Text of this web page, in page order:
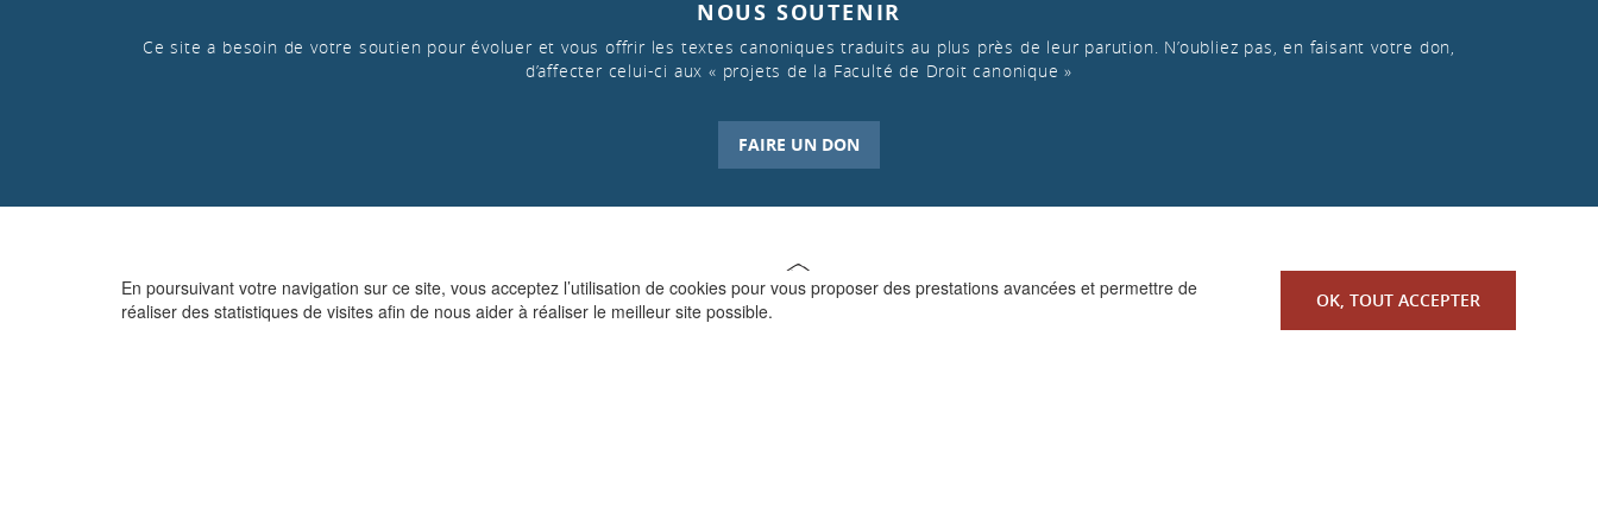
En poursuivant votre navigation sur ce site, vous acceptez l’utilisation de cookies pour vous proposer des prestations avancées et permettre de
réaliser des statistiques de visites afin de nous aider à réaliser le meilleur site possible.
OK, TOUT ACCEPTER
NOUS SOUTENIR
Ce site a besoin de votre soutien pour évoluer et vous offrir les textes canoniques traduits au plus près de leur parution. N’oubliez pas, en faisant votre don,
d’affecter celui-ci aux « projets de la Faculté de Droit canonique »
FAIRE UN DON